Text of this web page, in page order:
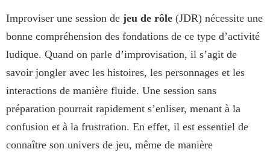
Improviser une session de jeu de rôle (JDR) nécessite une
bonne compréhension des fondations de ce type d’activité
ludique. Quand on parle d’improvisation, il s’agit de
savoir jongler avec les histoires, les personnages et les
interactions de manière fluide. Une session sans
préparation pourrait rapidement s’enliser, menant à la
confusion et à la frustration. En effet, il est essentiel de
connaître son univers de jeu, même de manière